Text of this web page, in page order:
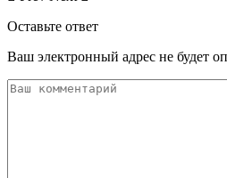
Оставьте ответ
Ваш электронный адрес не будет